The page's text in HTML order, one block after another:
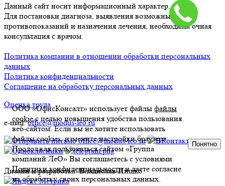
Данный сайт носит информационный характер.
Для постановки диагноза, выявления возможных
противопоказаний и назначения лечения, необходима очная
консультация с врачом.
Политика компании в отношении обработки персональных
данных
Политика конфиденциальности
Соглашение на обработку персональных данных
Оценка труда
e-mail:office@modus-leo.ru
Дизайн и разработка: Владислав Пишко
ООО «ОфисКонсалт» использует файлыфайлы
cookieс целью повышения удобства пользования
веб-сайтом. Если вы не хотите использовать
файлы cookies, измените настройки браузера.
Продолжая пользоваться сайтом «Группа
компаний ЛеО» Вы соглашаетесь с условиями
Политики конфиденциальностии даете согласие
на обработку своих персональных данных.
Понятно